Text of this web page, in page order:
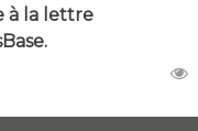
à la lettre